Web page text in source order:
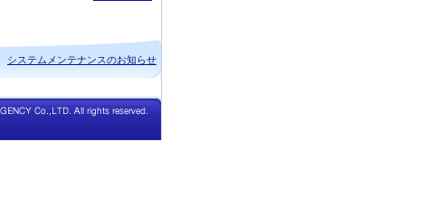
システムメンテナンスのお知らせ